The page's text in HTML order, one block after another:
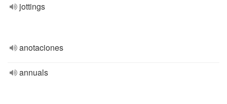
jottings
anotaciones
annuals